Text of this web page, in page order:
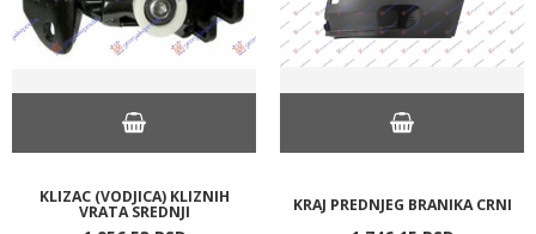
KLIZAC (VODJICA) KLIZNIH
VRATA SREDNJI KRAJ PREDNJEG BRANIKA CRNI